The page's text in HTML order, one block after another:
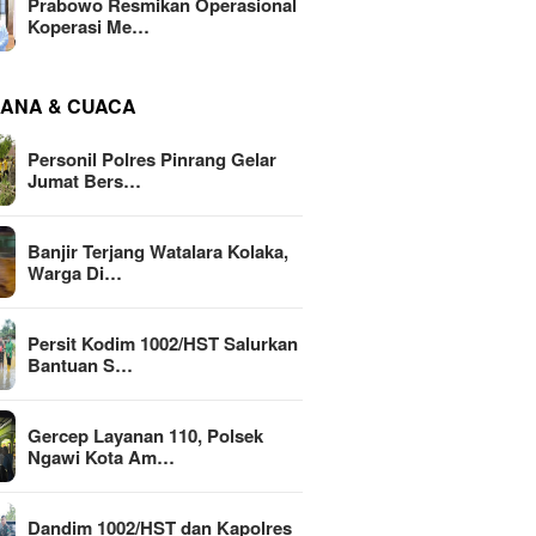
Koperasi Me…
& CUACA
Personil Polres Pinrang Gelar
Jumat Bers…
Banjir Terjang Watalara Kolaka,
Warga Di…
Persit Kodim 1002/HST Salurkan
Bantuan S…
Gercep Layanan 110, Polsek
Ngawi Kota Am…
Dandim 1002/HST dan Kapolres